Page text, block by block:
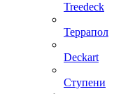
Treedeck
Террапол
Deckart
Ступени